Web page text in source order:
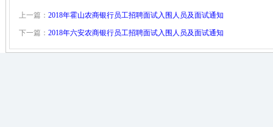
上一篇： 2018年霍山农商银行员工招聘面试入围人员及面试通知
下一篇： 2018年六安农商银行员工招聘面试入围人员及面试通知